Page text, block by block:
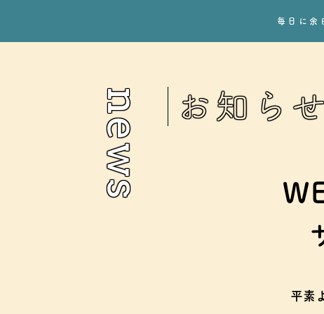
毎日に余
news お知らせ
平素